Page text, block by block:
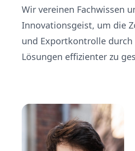
Wir vereinen Fachwissen
Innovationsgeist, um die
und Exportkontrolle
Lösungen effizienter zu